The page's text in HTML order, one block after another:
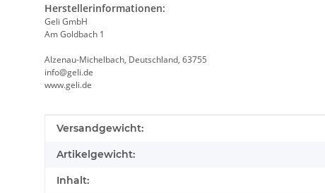
Herstellerinformationen:
Geli GmbH
Am Goldbach 1
Alzenau-Michelbach, Deutschland, 63755
info@geli.de
www.geli.de
Produkteigenschaft
Wert
Versandgewicht:
Artikelgewicht:
Inhalt: